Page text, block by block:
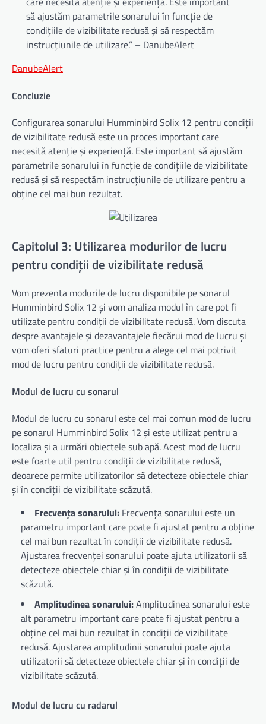
să ajustăm parametrile sonarului în funcție de
condițiile de vizibilitate redusă și să respectăm
instrucțiunile de utilizare.” – DanubeAlert
DanubeAlert
Concluzie
Configurarea sonarului Humminbird Solix 12 pentru condiții
de vizibilitate redusă este un proces important care
necesită atenție și experiență. Este important să ajustăm
parametrile sonarului în funcție de condițiile de vizibilitate
redusă și să respectăm instrucțiunile de utilizare pentru a
obține cel mai bun rezultat.
Capitolul 3: Utilizarea modurilor de lucru
pentru condiții de vizibilitate redusă
Vom prezenta modurile de lucru disponibile pe sonarul
Humminbird Solix 12 și vom analiza modul în care pot fi
utilizate pentru condiții de vizibilitate redusă. Vom discuta
despre avantajele și dezavantajele fiecărui mod de lucru și
vom oferi sfaturi practice pentru a alege cel mai potrivit
mod de lucru pentru condiții de vizibilitate redusă.
Modul de lucru cu sonarul
Modul de lucru cu sonarul este cel mai comun mod de lucru
pe sonarul Humminbird Solix 12 și este utilizat pentru a
localiza și a urmări obiectele sub apă. Acest mod de lucru
este foarte util pentru condiții de vizibilitate redusă,
deoarece permite utilizatorilor să detecteze obiectele chiar
și în condiții de vizibilitate scăzută.
Frecvența sonarului: Frecvența sonarului este un
parametru important care poate fi ajustat pentru a obține
cel mai bun rezultat în condiții de vizibilitate redusă.
Ajustarea frecvenței sonarului poate ajuta utilizatorii să
detecteze obiectele chiar și în condiții de vizibilitate
scăzută.
Amplitudinea sonarului:Amplitudinea sonarului este
alt parametru important care poate fi ajustat pentru a
obține cel mai bun rezultat în condiții de vizibilitate
redusă. Ajustarea amplitudinii sonarului poate ajuta
utilizatorii să detecteze obiectele chiar și în condiții de
vizibilitate scăzută.
Modul de lucru cu radarul